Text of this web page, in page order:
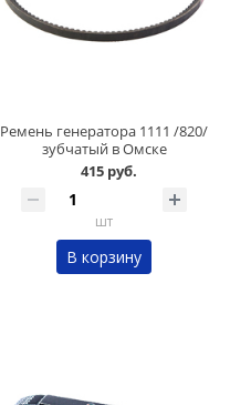
Ремень генератора 1111 /820/
зубчатый в Омске
415 руб.
шт
В корзину